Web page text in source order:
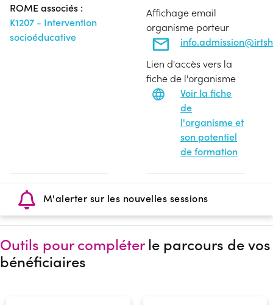
ROME associés :
K1207 - Intervention
socioéducative
Affichage email
organisme porteur
Lien d'accès vers la
fiche de l'organisme
Voir la fiche
de
l'organisme et
son potentiel
de formation
M'alerter sur les nouvelles sessions
Outils pour compléterle parcours de vos
bénéficiaires